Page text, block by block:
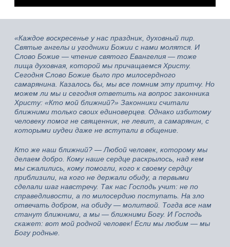
«Каждое воскресенье у нас праздник, духовный пир.
Святые ангелы и угодники Божии с нами молятся. И
Слово Божие — чтение святого Евангелия — тоже
пища духовная, которой мы причащаемся Христу.
Сегодня Слово Божие было про милосердного
самарянина. Казалось бы, мы все помним эту притчу. Но
можем ли мы и сегодня ответить на вопрос законника
Христу: «Кто мой ближний?» Законники считали
ближними только своих единоверцев. Однако избитому
человеку помог не священник, не левит, а самарянин, с
которыми иудеи даже не вступали в общение.
Кто же наш ближний? — Любой человек, которому мы
делаем добро. Кому наше сердце раскрылось, над кем
мы сжалились, кому помогли, кого к своему сердцу
приблизили, на кого не держали обиду, а первыми
сделали шаг навстречу. Так нас Господь учит: не по
справедливости, а по милосердию поступать. На зло
отвечать добром, на обиду — молитвой. Тогда все нам
станут ближними, а мы — ближними Богу. И Господь
скажет: вот мой родной человек! Если мы любим — мы
Богу родные.